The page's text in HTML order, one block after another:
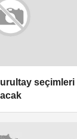
seçimleri